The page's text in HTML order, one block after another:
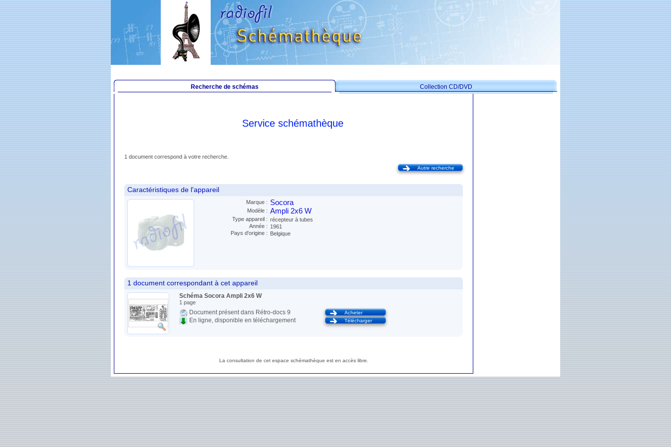
Recherche de schémas Collection CD/DVD
Service schémathèque
1 document correspond à votre recherche.
Autre recherche
Caractéristiques de l'appareil
Marque : Socora
Modèle : Ampli 2x6 W
Type appareil : récepteur à tubes
Année : 1961
Pays d'origine : Belgique
1 document correspondant à cet appareil
Schéma Socora Ampli 2x6 W
1 page
Document présent dans Rétro-docs 9 Acheter
En ligne, disponible en téléchargement Télécharger
La consultation de cet espace schémathèque est en accès libre.